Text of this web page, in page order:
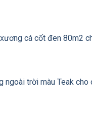
cá cốt đen 80m2
ngoài trời màu Teak cho